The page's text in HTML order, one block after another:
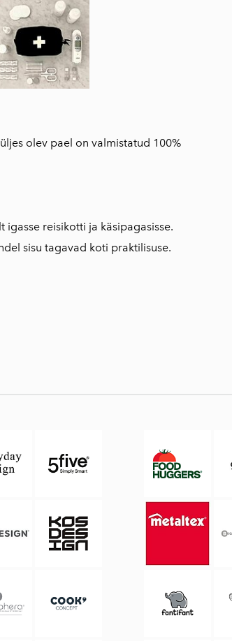
olev pael on valmistatud 100%
reisikotti ja käsipagasisse.
sisu tagavad koti praktilisuse.